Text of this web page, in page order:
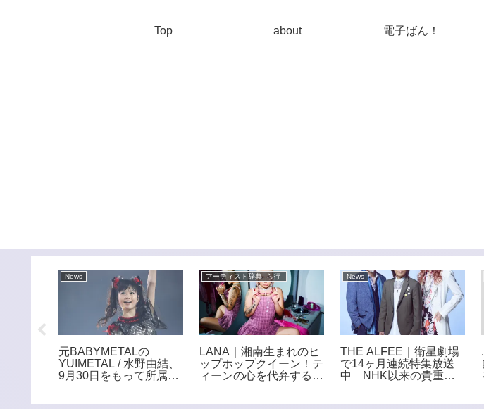
Top about 電子ばん！
News
元BABYMETALの
YUIMETAL / 水野由結、
9月30日をもって所属事
アーティスト辞典 -ら行-
LANA｜湘南生まれのヒ
ップホップクイーン！テ
ィーンの心を代弁する次
News
THE ALFEE｜衛星劇場
で14ヶ月連続特集放送
中 NHK以来の貴重番